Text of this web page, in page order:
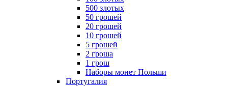
500 злотых
50 грошей
20 грошей
10 грошей
5 грошей
2 гроша
1 грош
Наборы монет Польши
Португалия